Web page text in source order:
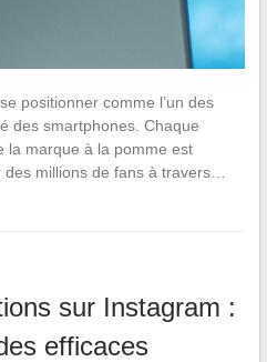
positionner comme l’un des
des smartphones. Chaque
la marque à la pomme est
millions de fans à travers…
sur Instagram :
efficaces